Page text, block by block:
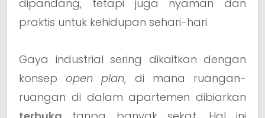
dipandang, tetapi juga nyaman dan
praktis untuk kehidupan sehari-hari.
Gaya industrial sering dikaitkan dengan
konsepopen plan, di mana ruangan-
ruangan di dalam apartemen dibiarkan